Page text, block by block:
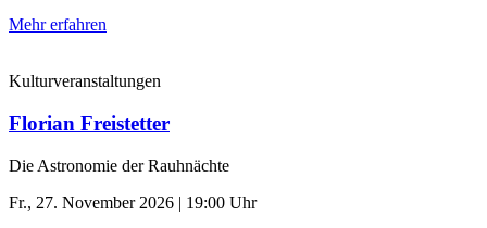
Mehr erfahren
Kulturveranstaltungen
Florian Freistetter
Die Astronomie der ­Rauhnächte
Fr., 27. November 2026 | 19:00 Uhr